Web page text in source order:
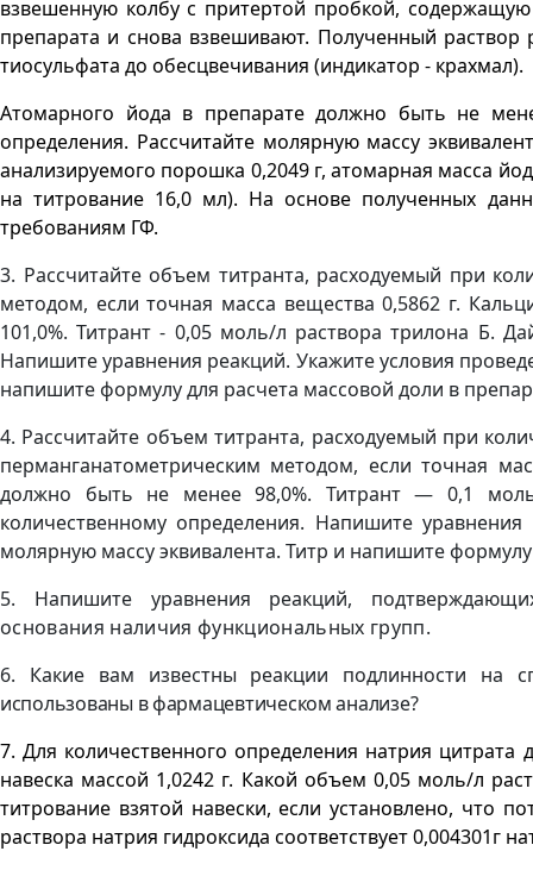
взвешенную колбу с притертой пробкой,
препарата и снова взвешивают. Полученный
тиосульфата до обесцвечивания (индикатор - крахмал).
Атомарного йода в препарате должно быть не
определения. Рассчитайте молярную массу
анализируемого порошка 0,2049 г, атомарная масса
на титрование 16,0 мл). На основе полученных
требованиям ГФ.
3. Рассчитайте объем титранта, расходуемый при
методом, если точная масса вещества 0,5862 г.
101,0%. Титрант - 0,05 моль/л раствора трилона Б.
Напишите уравнения реакций. Укажите условия
напишите формулу для расчета массовой доли в
4. Рассчитайте объем титранта, расходуемый при
перманганатометрическим методом, если точная
должно быть не менее 98,0%. Титрант — 0,1
количественному определения. Напишите
молярную массу эквивалента. Титр и напишите
5. Напишите уравнения реакций,
основания наличия функциональных групп.
6. Какие вам известны реакции подлинности на
использованы в фармацевтическом анализе?
7. Для количественного определения натрия
навеска массой 1,0242 г. Какой объем 0,05 моль/л
титрование взятой навески, если установлено, что
раствора натрия гидроксида соответствует 0,004301г